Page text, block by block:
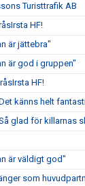
Turisttrafik AB
HF!
är jättebra"
är god i gruppen"
HF!
känns helt
glad för killarnas
är väldigt god"
som